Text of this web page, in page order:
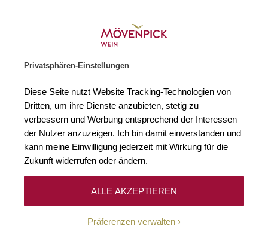
Privatsphären-Einstellungen
Diese Seite nutzt Website Tracking-Technologien von
Dritten, um ihre Dienste anzubieten, stetig zu
verbessern und Werbung entsprechend der Interessen
der Nutzer anzuzeigen. Ich bin damit einverstanden und
kann meine Einwilligung jederzeit mit Wirkung für die
Zukunft widerrufen oder ändern.
Präferenzen verwalten
ALLE AKZEPTIEREN
Cantina Terlano (2)
Diese ambitionierte Cantina aus der Gemeinde Terlan und ist eines der
Aushängeschilder der Weinbauregion Südtirol. Klein, aber fein ist seit
gerade einmal 24 Weinbauern, heute gehören knapp 150 Winzer zu
dieser ambitionierten Genossenschaft und bewirtschaften gegenwärtig
außergewöhnlichen Bedingungen der vulkanischen Terroirs in